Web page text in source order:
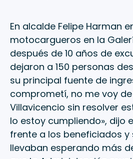
En alcalde Felipe Harman
motocargueros en la
después de 10 años de
dejaron a 150 personas
su principal fuente de
comprometí, no me voy
Villavicencio sin resolver
lo estoy cumpliendo», dijo
frente a los beneficiados y
llevaban esperando más